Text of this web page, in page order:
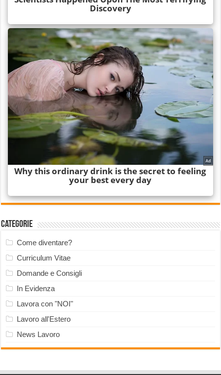
Categorie
Come diventare?
Curriculum Vitae
Domande e Consigli
In Evidenza
Lavora con "NOI"
Lavoro all'Estero
News Lavoro